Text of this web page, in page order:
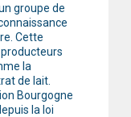
groupe de
Cette
la
de lait.
Bourgogne
la loi